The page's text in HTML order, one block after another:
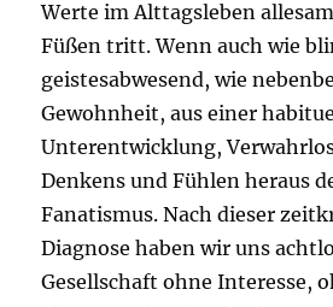
Werte im Alttagsleben
Füßen tritt. Wenn auch wie
geistesabwesend, wie
Gewohnheit, aus einer
Unterentwicklung,
Denkens und Fühlen heraus
Fanatismus. Nach dieser
Diagnose haben wir uns
Gesellschaft ohne Interesse,